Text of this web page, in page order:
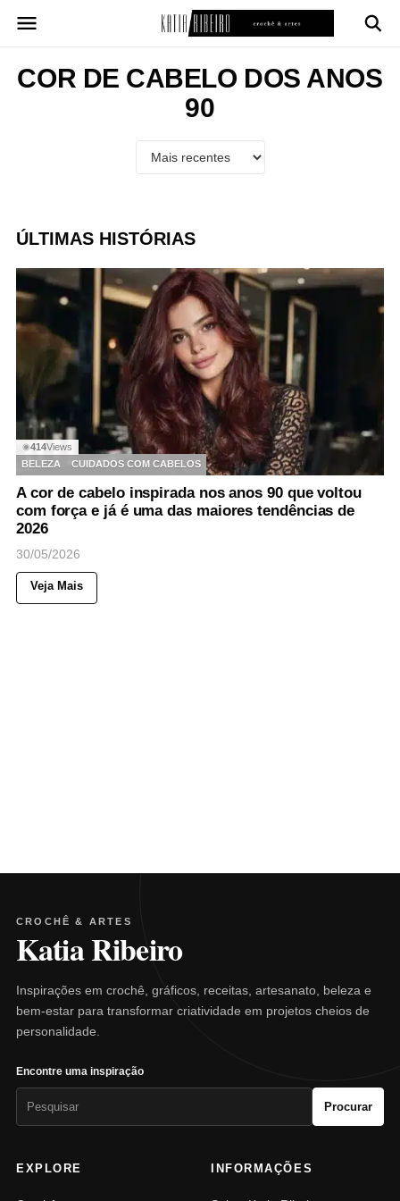
para
conteúdo
COR DE CABELO DOS ANOS
90
ÚLTIMAS HISTÓRIAS
◉414Views
BELEZA
CUIDADOS COM CABELOS
A cor de cabelo inspirada nos anos 90 que voltou
com força e já é uma das maiores tendências de
2026
30/05/2026
Veja Mais
CROCHÊ & ARTES
Katia Ribeiro
Inspirações em crochê, gráficos, receitas, artesanato, beleza e
bem-estar para transformar criatividade em projetos cheios de
personalidade.
Encontre uma inspiração
Procurar
EXPLORE INFORMAÇÕES